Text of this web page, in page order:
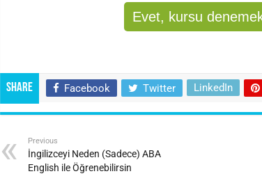
Evet, kursu
Share Facebook Twitter LinkedIn
Previous
İngilizceyi Neden (Sadece) ABA
English ile Öğrenebilirsin